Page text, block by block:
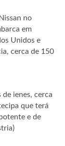
no
em
Unidos e
cerca de 150
ienes, cerca
que terá
e de